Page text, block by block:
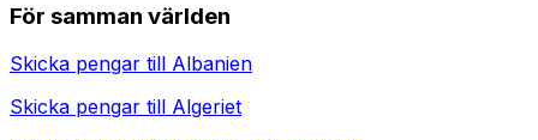
För samman världen
Skicka pengar till Albanien
Skicka pengar till Algeriet